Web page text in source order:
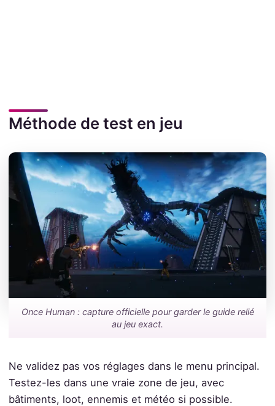
Méthode de test en jeu
Once Human : capture officielle pour garder le guide relié
au jeu exact.
Ne validez pas vos réglages dans le menu principal.
Testez-les dans une vraie zone de jeu, avec
bâtiments, loot, ennemis et météo si possible.